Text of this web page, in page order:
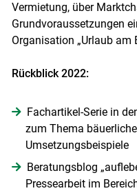
Skip
Vermietung, über
Grundvoraussetzungen
Organisation „Urlaub am
Rückblick 2022:
Fachartikel-Serie in
zum Thema
Umsetzungsbeispiele
Beratungsblog
Pressearbeit im